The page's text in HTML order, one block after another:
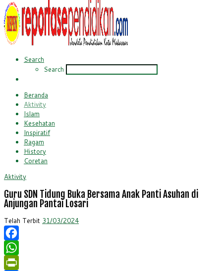
Search
Search
Beranda
Aktivity
Islam
Kesehatan
Inspiratif
Ragam
History
Coretan
Aktivity
Guru SDN Tidung Buka Bersama Anak Panti Asuhan di
Anjungan Pantai Losari
Telah Terbit 31/03/2024
Facebook
WhatsApp